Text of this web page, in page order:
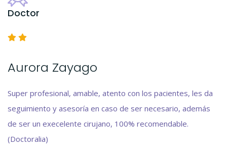
Doctor
Aurora Zayago
Super profesional, amable, atento con los pacientes, les da
seguimiento y asesoría en caso de ser necesario, además
de ser un execelente cirujano, 100% recomendable.
(Doctoralia)